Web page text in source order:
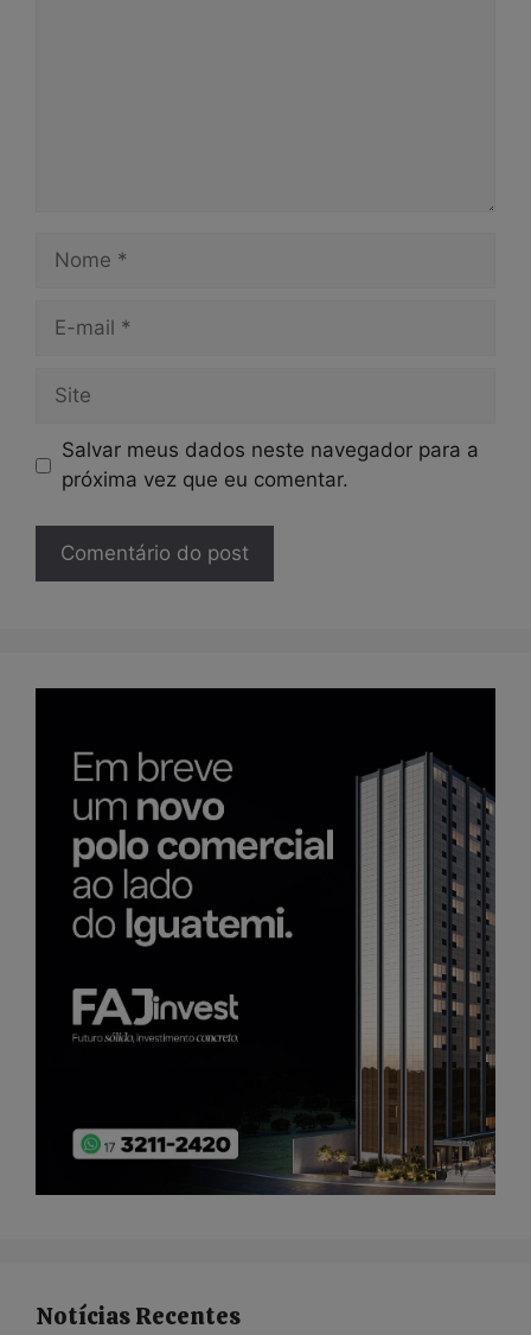
Nome
Site
Salvar meus dados neste navegador para a
próxima vez que eu comentar.
Notícias Recentes